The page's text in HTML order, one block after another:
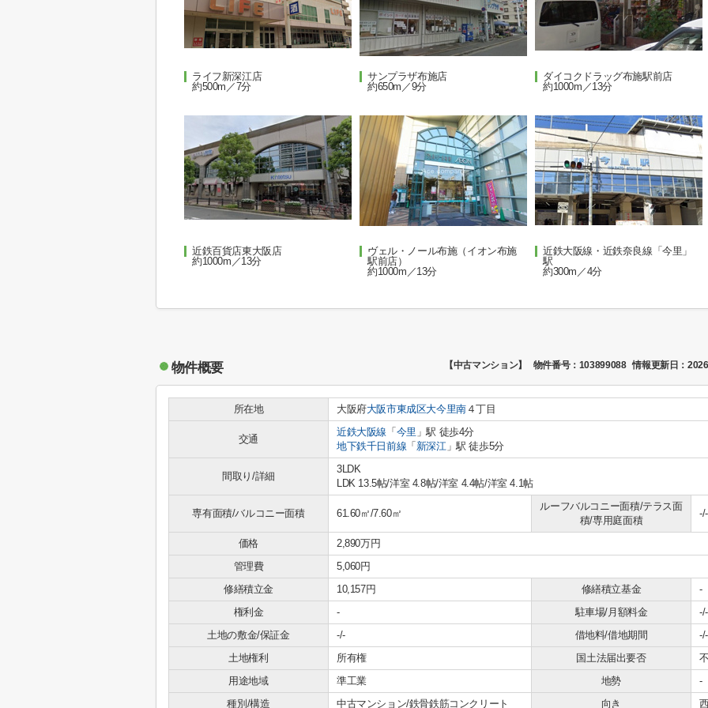
ライフ新深江店
約500m／7分
サンプラザ布施店
約650m／9分
ダイコクドラッグ布施駅前店
約1000m／13分
近鉄百貨店東大阪店
約1000m／13分
ヴェル・ノール布施（イオン布施
駅前店）
約1000m／13分
近鉄大阪線・近鉄奈良線「今里」
駅
約300m／4分
物件概要 【中古マンション】 物件番号：103899088 情報更新日：
所在地 大阪府大阪市東成区大今里南４丁目
交通
近鉄大阪線 「 今里 」駅 徒歩4分
地下鉄千日前線 「 新深江」駅 徒歩5分
間取り/詳細
3LDK
LDK 13.5帖/洋室 4.8帖/洋室 4.4帖/洋室 4.1帖
専有面積/バルコニー面積 61.60㎡/7.60㎡
ルーフバルコニー面積/テラス面
積/専用庭面積
価格
2,890万円
管理費
5,060円
修繕積立金
10,157円 修繕積立基金
-
権利金
- 駐車場/月額料金
-/-
土地の敷金/保証金
-/- 借地料/借地期間
-/-
土地権利
所有権 国土法届出要否
用途地域
準工業 地勢
-
種別/構造
中古マンション/鉄骨鉄筋コンクリート 向き